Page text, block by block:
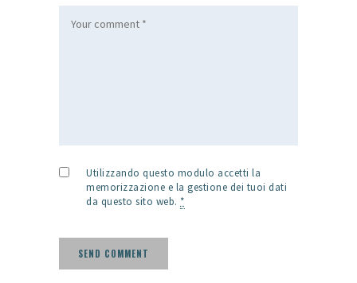
Utilizzando questo modulo accetti la
memorizzazione e la gestione dei tuoi dati
da questo sito web. *